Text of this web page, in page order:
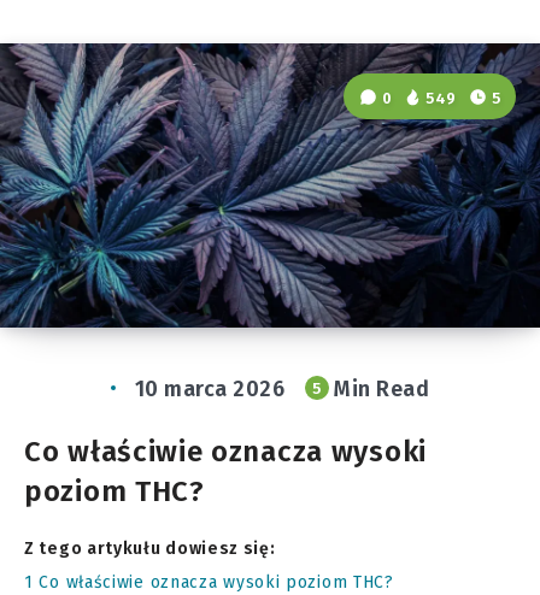
0 549 5
10 marca 2026 5 Min Read
Co właściwie oznacza wysoki
poziom THC?
Z tego artykułu dowiesz się:
1 Co właściwie oznacza wysoki poziom THC?